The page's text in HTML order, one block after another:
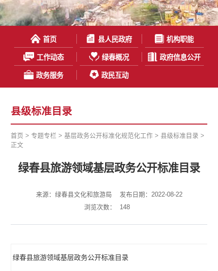
首页 县人民政府 机构职能
工作动态 绿春概况 政府信息公开
政务服务 政民互动
县级标准目录
首页 >专题专栏 >基层政务公开标准化规范化工作 >县级标准目录 >
正文
绿春县旅游领域基层政务公开标准目录
来源：绿春县文化和旅游局
发布日期：2022-08-22
浏览次数：
148
绿春县旅游领域基层政务公开标准目录